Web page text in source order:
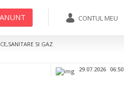
CONTUL MEU
xxxxxx
SI GAZ
29.07.2026 06:50